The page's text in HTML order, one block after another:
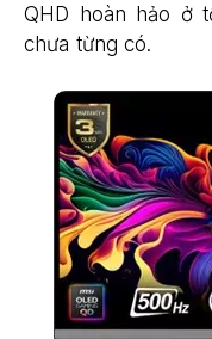
QHD hoàn hảo ở
chưa từng có.